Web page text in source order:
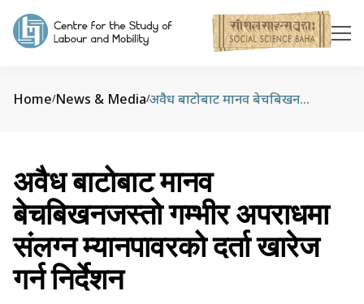
Home/News & Media/ अवैध बाटोबाट मानव बेचबिखनजस्तो गम्भीर अपराधमा संलग्न म्यानपावरको दर्ता खारेज गर्न निर्देशन
अवैध बाटोबाट मानव
बेचबिखनजस्तो गम्भीर अपराधमा
संलग्न म्यानपावरको दर्ता खारेज
गर्न निर्देशन